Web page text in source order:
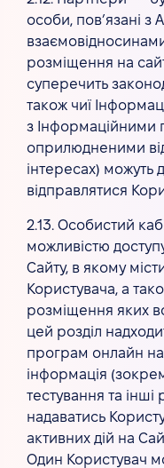
особи, пов’язані з
розміщення на
суперечить
також чиї
з Інформаційними
оприлюдненими від
інтересах) можуть
відправлятися
2.13. Особистий
можливістю
Сайту, в якому
Користувача, а
розміщення яких
цей розділ
програм онлайн
інформація
тестування та інші
надаватись
активних дій на
Один Користувач